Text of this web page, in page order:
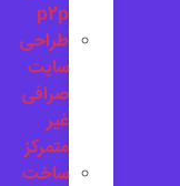
p2p
طراحی
سایت
صرافی
غیر
متمرکز
ساخت